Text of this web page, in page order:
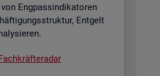
von Eng­pas­sin­di­ka­to­ren
Ent­gelt